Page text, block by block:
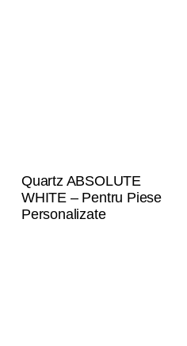
Quartz ABSOLUTE
WHITE – Pentru Piese
Personalizate